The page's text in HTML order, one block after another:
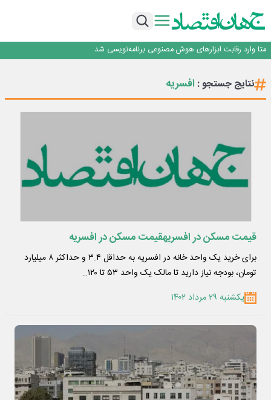
جمنای دستیار اصلی گوشی‌های اندرویدی می‌شود
متا وارد رقابت ابزارهای هوش مصنوعی برنامه‌نویسی شد
فیلم|ببینید:
جمنای دستیار اصلی گوشی‌های اندرویدی می‌شود
نتایج جستجو : افسریه
قیمت مسکن در افسریهقیمت مسکن در افسریه
برای خرید یک واحد خانه در افسریه به حداقل ۳.۴ و حداکثر ۸ میلیارد
تومان، بودجه نیاز دارید تا مالک یک واحد ۵۳ تا ۱۲۰…
یکشنبه ۲۹ مرداد ۱۴۰۲